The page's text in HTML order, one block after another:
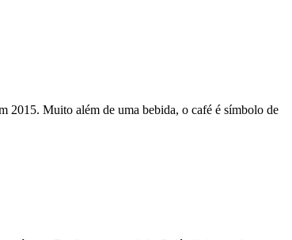
2015. Muito além de uma bebida, o café é símbolo de